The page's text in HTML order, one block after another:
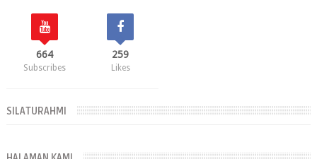
664
Subscribes
259
Likes
SILATURAHMI